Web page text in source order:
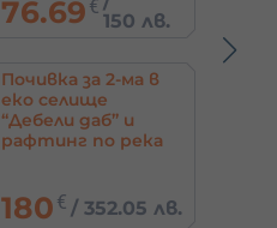
76.69 €
150 лв.
Почивка за 2-ма в
еко селище
“Дебели даб” и
рафтинг по река
180 € /352.05 лв.